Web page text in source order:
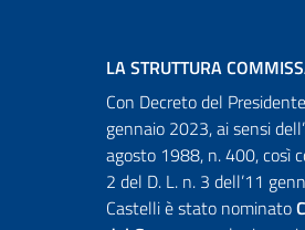
LA STRUTTURA
Con Decreto del
gennaio 2023, ai sensi
agosto 1988, n. 400, così
2 del D. L. n. 3 dell’11
Castelli è stato nominato